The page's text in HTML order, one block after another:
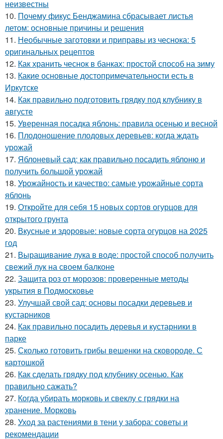
неизвестны
10. Почему фикус Бенджамина сбрасывает листья
летом: основные причины и решения
11. Необычные заготовки и приправы из чеснока: 5
оригинальных рецептов
12. Как хранить чеснок в банках: простой способ на зиму
13. Какие основные достопримечательности есть в
Иркутске
14. Как правильно подготовить грядку под клубнику в
августе
15. Уверенная посадка яблонь: правила осенью и весной
16. Плодоношение плодовых деревьев: когда ждать
урожай
17. Яблоневый сад: как правильно посадить яблоню и
получить большой урожай
18. Урожайность и качество: самые урожайные сорта
яблонь
19. Откройте для себя 15 новых сортов огурцов для
открытого грунта
20. Вкусные и здоровые: новые сорта огурцов на 2025
год
21. Выращивание лука в воде: простой способ получить
свежий лук на своем балконе
22. Защита роз от морозов: проверенные методы
укрытия в Подмосковье
23. Улучшай свой сад: основы посадки деревьев и
кустарников
24. Как правильно посадить деревья и кустарники в
парке
25. Сколько готовить грибы вешенки на сковороде. С
картошкой
26. Как сделать грядку под клубнику осенью. Как
правильно сажать?
27. Когда убирать морковь и свеклу с грядки на
хранение. Морковь
28. Уход за растениями в тени у забора: советы и
рекомендации